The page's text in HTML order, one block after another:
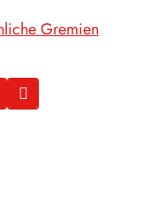
Gremien